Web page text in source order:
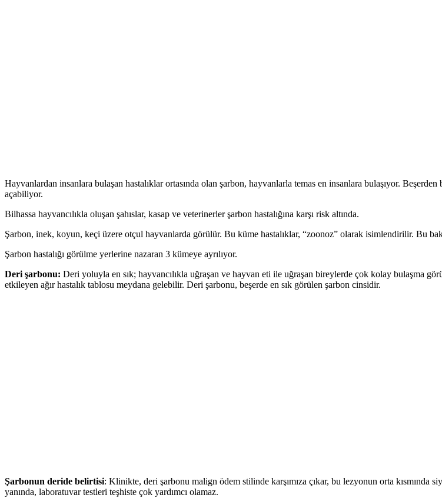
Hayvanlardan insanlara bulaşan hastalıklar ortasında olan şarbon, hayvanlarla temas en insanlara bulaşıyor.
açabiliyor.
Bilhassa hayvancılıkla oluşan şahıslar, kasap ve veterinerler şarbon hastalığına karşı risk altında.
Şarbon, inek, koyun, keçi üzere otçul hayvanlarda görülür. Bu küme hastalıklar, “zoonoz” olarak isimlendirilir. Bu
Şarbon hastalığı görülme yerlerine nazaran 3 kümeye ayrılıyor.
Deri şarbonu: Deri yoluyla en sık; hayvancılıkla uğraşan ve hayvan eti ile uğraşan bireylerde çok kolay bulaşma
etkileyen ağır hastalık tablosu meydana gelebilir. Deri şarbonu, beşerde en sık görülen şarbon cinsidir.
Şarbonun deride belirtisi: Klinikte, deri şarbonu malign ödem stilinde karşımıza çıkar, bu lezyonun orta
yanında, laboratuvar testleri teşhiste çok yardımcı olamaz.